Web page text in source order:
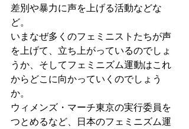
差別や暴力に声を上げる活動などな
ど。
いまなぜ多くのフェミニストたちが声
を上げて、立ち上がっているのでしょ
うか、そしてフェミニズム運動はこれ
からどこに向かっていくのでしょう
か。
ウィメンズ・マーチ東京の実行委員を
つとめるなど、日本のフェミニズム運